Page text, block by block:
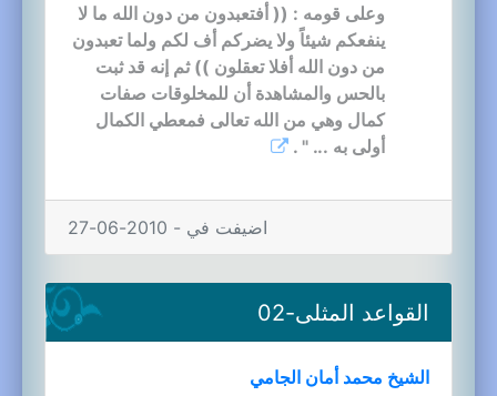
وعلى قومه : (( أفتعبدون من دون الله ما لا
ينفعكم شيئاً ولا يضركم أف لكم ولما تعبدون
من دون الله أفلا تعقلون )) ثم إنه قد ثبت
بالحس والمشاهدة أن للمخلوقات صفات
كمال وهي من الله تعالى فمعطي الكمال
أولى به ... " .
اضيفت في - 2010-06-27
القواعد المثلى-02
الشيخ محمد أمان الجامي